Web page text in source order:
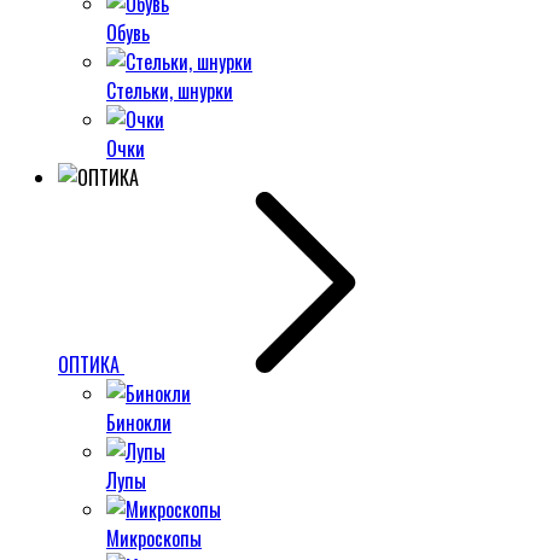
Обувь
Стельки, шнурки
Очки
ОПТИКА
Бинокли
Лупы
Микроскопы